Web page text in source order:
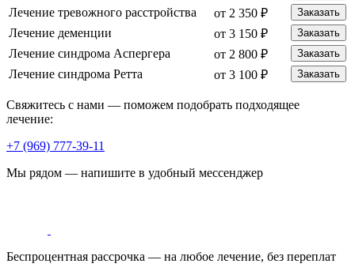
Лечение тревожного расстройства от 2 350 ₽ Заказать
Лечение деменции от 3 150 ₽ Заказать
Лечение синдрома Аспергера от 2 800 ₽ Заказать
Лечение синдрома Ретта от 3 100 ₽ Заказать
Свяжитесь с нами — поможем подобрать подходящее
лечение:
+7 (969) 777-39-11
Мы рядом — напишите в удобный мессенджер
Беспроцентная рассрочка — на любое лечение, без переплат